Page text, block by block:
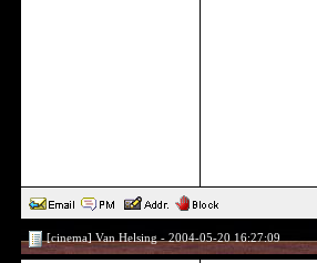
[cinema] Van Helsing - 2004-05-20 16:27:09